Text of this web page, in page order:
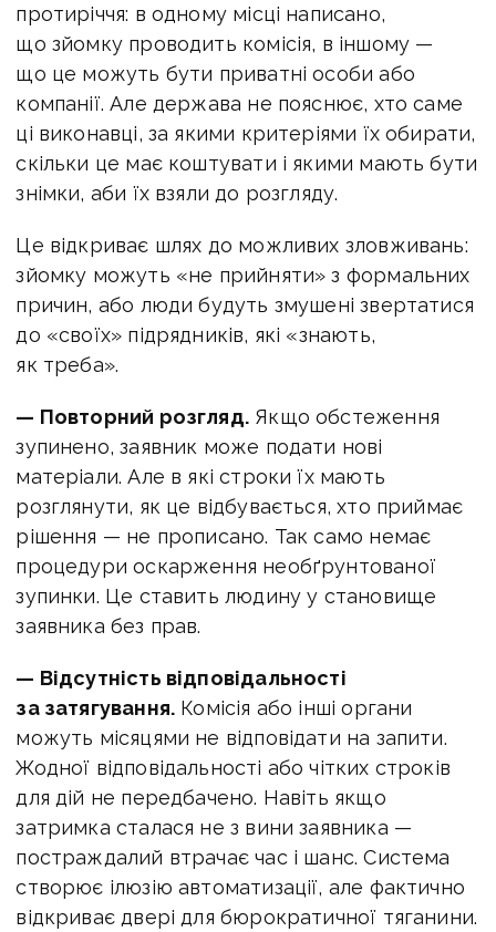
протиріччя: в одному місці написано,
що зйомку проводить комісія, в іншому —
що це можуть бути приватні особи або
компанії. Але держава не пояснює, хто саме
ці виконавці, за якими критеріями їх обирати,
скільки це має коштувати і якими мають бути
знімки, аби їх взяли до розгляду.
Це відкриває шлях до можливих зловживань:
зйомку можуть «не прийняти» з формальних
причин, або люди будуть змушені звертатися
до «своїх» підрядників, які «знають,
як треба».
— Повторний розгляд. Якщо обстеження
зупинено, заявник може подати нові
матеріали. Але в які строки їх мають
розглянути, як це відбувається, хто приймає
рішення — не прописано. Так само немає
процедури оскарження необґрунтованої
зупинки. Це ставить людину у становище
заявника без прав.
— Відсутність відповідальності
за затягування. Комісія або інші органи
можуть місяцями не відповідати на запити.
Жодної відповідальності або чітких строків
для дій не передбачено. Навіть якщо
затримка сталася не з вини заявника —
постраждалий втрачає час і шанс. Система
створює ілюзію автоматизації, але фактично
відкриває двері для бюрократичної тяганини.